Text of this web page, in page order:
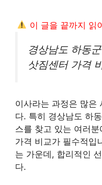
이 글을 끝까지 읽
경상남도 하동
삿짐센터 가격
이사라는 과정은 많은
다. 특히 경상남도 하
스를 찾고 있는 여러
가격 비교가 필수적입
는 가운데, 합리적인
다.